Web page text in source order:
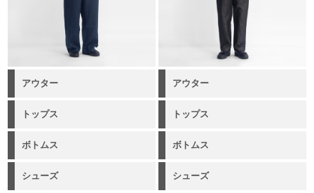
アウター アウター
トップス トップス
ボトムス ボトムス
シューズ シューズ